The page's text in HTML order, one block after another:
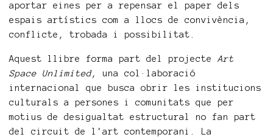
aportar eines per a repensar el paper dels
espais artístics com a llocs de convivència,
conflicte, trobada i possibilitat.
Aquest llibre forma part del projecte Art
Space Unlimited, una col·laboració
internacional que busca obrir les institucions
culturals a persones i comunitats que per
motius de desigualtat estructural no fan part
del circuit de l'art contemporani. La